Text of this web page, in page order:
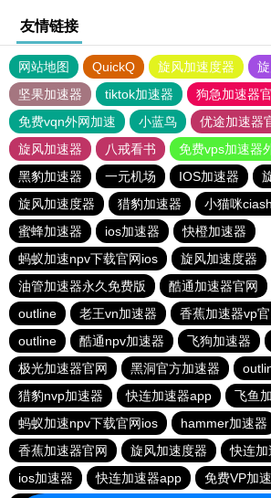
友情链接
网站地图 QuickQ 旋风加速度器
坚果加速器
tiktok加速器
狗急加速器
免费vqn外网加速
小蓝鸟 优途加速器
旋风加速器
八戒看书
免费vps加速器
黑豹加速器
一元机场 IOS加速器
旋风加速度器
猎豹加速器 小猫咪
蜜蜂加速器
ios加速器
快橙加速器
蚂蚁加速npv下载官网ios
旋风加速度器
油管加速器永久免费版
酷通加速器官网
outline
老王vn加速器 香蕉加速器vp
outline
酷通npv加速器 飞狗加速器
极光加速器官网
黑洞官方加速器
猎豹nvp加速器
快连加速器app
飞鱼
蚂蚁加速npv下载官网ios
hammer加速器
香蕉加速器官网
旋风加速度器
快连
ios加速器
快连加速器app 免费VP加